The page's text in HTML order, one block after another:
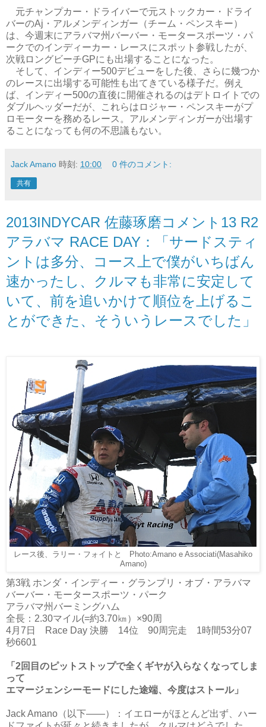
元チャンプカー・ドライバーで元ストックカー・ドライ
バーのAj・アルメンディンガー（チーム・ペンスキー）
は、今週末にアラバマ州バーバー・モータースポーツ・パ
ークでのインディーカー・レースにスポット参戦したが、
次戦ロングビーチGPにも出場することになった。
そして、インディー500デビューをした後、さらに幾つか
のレースに出場する可能性も出てきている様子だ。例え
ば、インディー500の直後に開催されるのはデトロイトでの
ダブルヘッダーだが、これらはロジャー・ペンスキーがプ
ロモーターを務めるレース。アルメンディンガーが出場す
ることになっても何の不思議もない。
Jack Amano 時刻: 10:00 0 件のコメント:
共有
2013INDYCAR 佐藤琢磨コメント13 R2
アラバマ RACE DAY：「サードスティ
ントは多分、コース上で僕がいちばん
速かったし、クルマも非常に安定して
いて、前を追いかけて順位を上げるこ
とができた、そういうレースでした」
レース後、ラリー・フォイトと Photo:Amano e Associati(Masahiko
Amano)
第3戦 ホンダ・インディー・グランプリ・オブ・アラバマ
バーバー・モータースポーツ・パーク
アラバマ州バーミングハム
全長：2.30マイル(=約3.70㎞）×90周
4月7日 Race Day 決勝 14位 90周完走 1時間53分07
秒6601
「2回目のピットストップで全くギヤが入らなくなってしま
って
エマージェンシーモードにした途端、今度はストール」
Jack Amano（以下――）：イエローがほとんど出ず、ハー